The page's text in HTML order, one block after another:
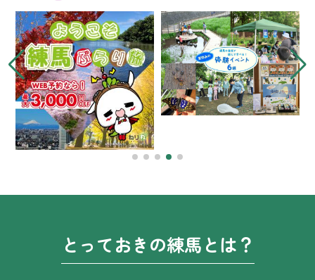
とっておきの練馬とは？